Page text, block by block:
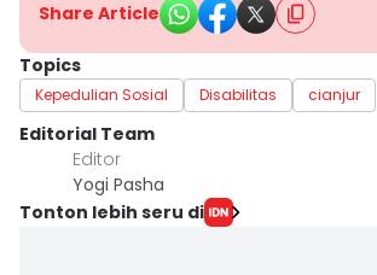
Share Article
Topics
Kepedulian Sosial Disabilitas cianjur
Editorial Team
Editor
Yogi Pasha
Tonton lebih seru di